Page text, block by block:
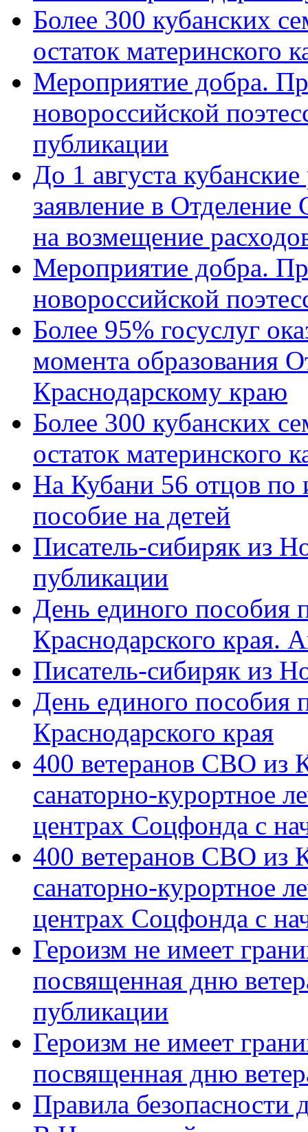
Более 300 кубанских
остаток материнского
Мероприятие добра.
новороссийской
публикации
До 1 августа
заявление в
на возмещение
Мероприятие добра.
новороссийской
Более 95% госуслуг
момента образования
Краснодарскому краю
Более 300 кубанских
остаток материнского
На Кубани 56 отцов по
пособие на детей
Писатель-сибиряк из
публикации
День единого пособия
Краснодарского края.
Писатель-сибиряк из
День единого пособия
Краснодарского края
400 ветеранов СВО из
санаторно-курортное
центрах Соцфонда с
400 ветеранов СВО из
санаторно-курортное
центрах Соцфонда с
Героизм не имеет
посвященная дню
публикации
Героизм не имеет
посвященная дню
Правила безопасности